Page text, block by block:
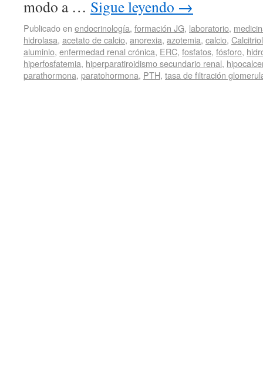
modo a … Sigue leyendo →
Publicado en endocrinología, formación JG, laboratorio,
hidrolasa, acetato de calcio, anorexia, azotemia, calcio, Calcitriol
aluminio, enfermedad renal crónica, ERC, fosfatos, fósforo,
hiperfosfatemia, hiperparatiroidismo secundario renal,
parathormona, paratohormona, PTH, tasa de filtración